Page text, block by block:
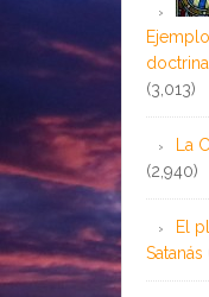
(3,013)
La
(2,940)
El
Satanás